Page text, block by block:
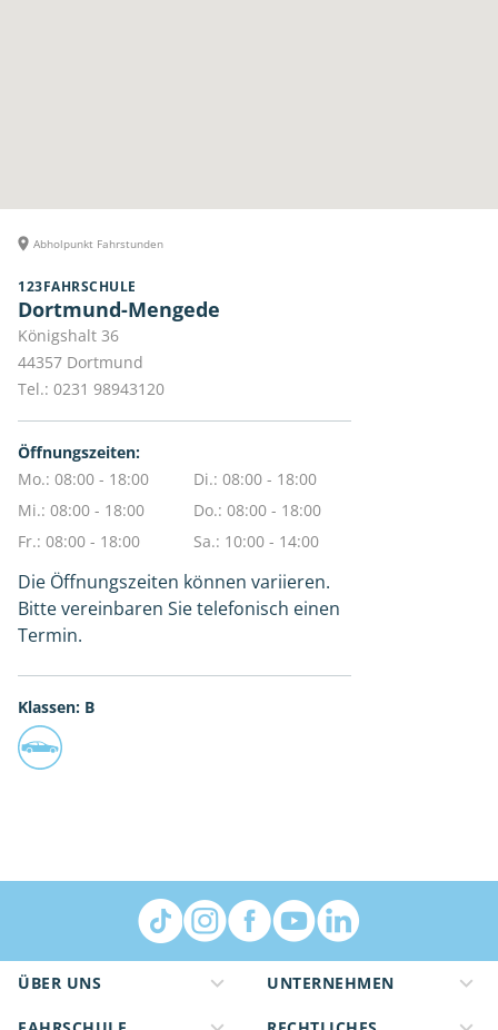
Abholpunkt Fahrstunden
123FAHRSCHULE
Dortmund-Mengede
Königshalt 36
44357 Dortmund
Tel.: 0231 98943120
Öffnungszeiten:
Mo.: 08:00 - 18:00
Di.: 08:00 - 18:00
Mi.: 08:00 - 18:00
Do.: 08:00 - 18:00
Fr.: 08:00 - 18:00
Sa.: 10:00 - 14:00
Die Öffnungszeiten können variieren.
Bitte vereinbaren Sie telefonisch einen
Termin.
Klassen: B
ÜBER UNS UNTERNEHMEN